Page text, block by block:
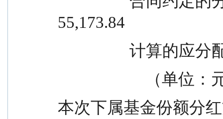
55,173.84
计算
（
本次下属基金份额分